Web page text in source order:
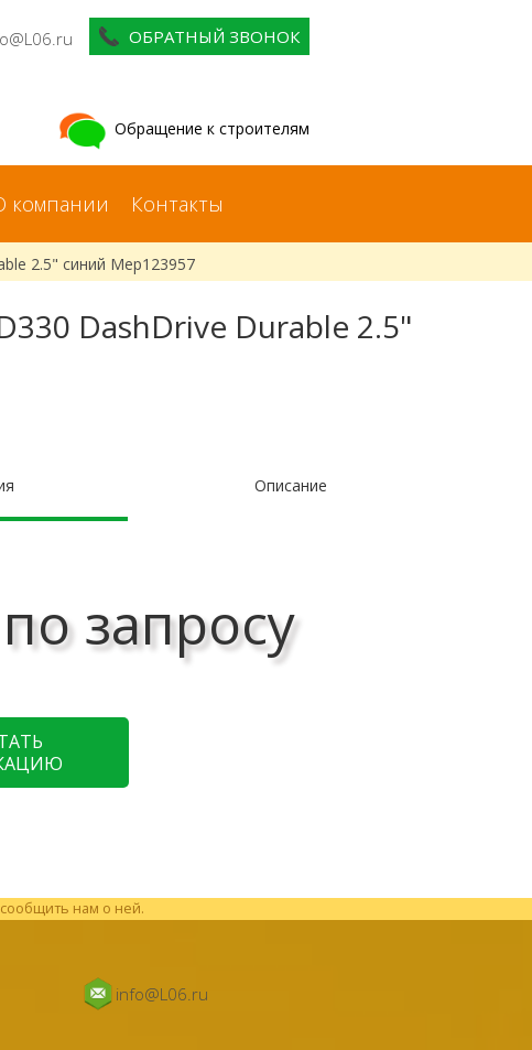
ОБРАТНЫЙ ЗВОНОК
Обращение к строителям
компании Контакты
2.5" синий Мер123957
DashDrive Durable 2.5"
Описание
запросу
нам о ней.
info@L06.ru